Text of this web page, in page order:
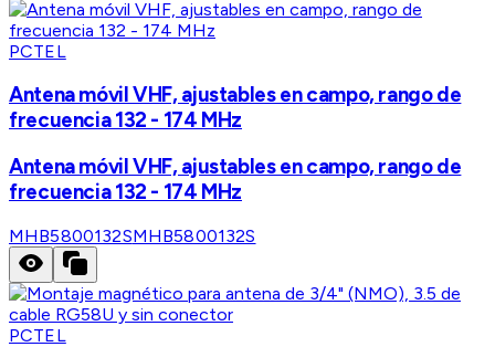
PCTEL
Antena móvil VHF, ajustables en campo, rango de
frecuencia 132 - 174 MHz
Antena móvil VHF, ajustables en campo, rango de
frecuencia 132 - 174 MHz
MHB5800132SMHB5800132S
PCTEL